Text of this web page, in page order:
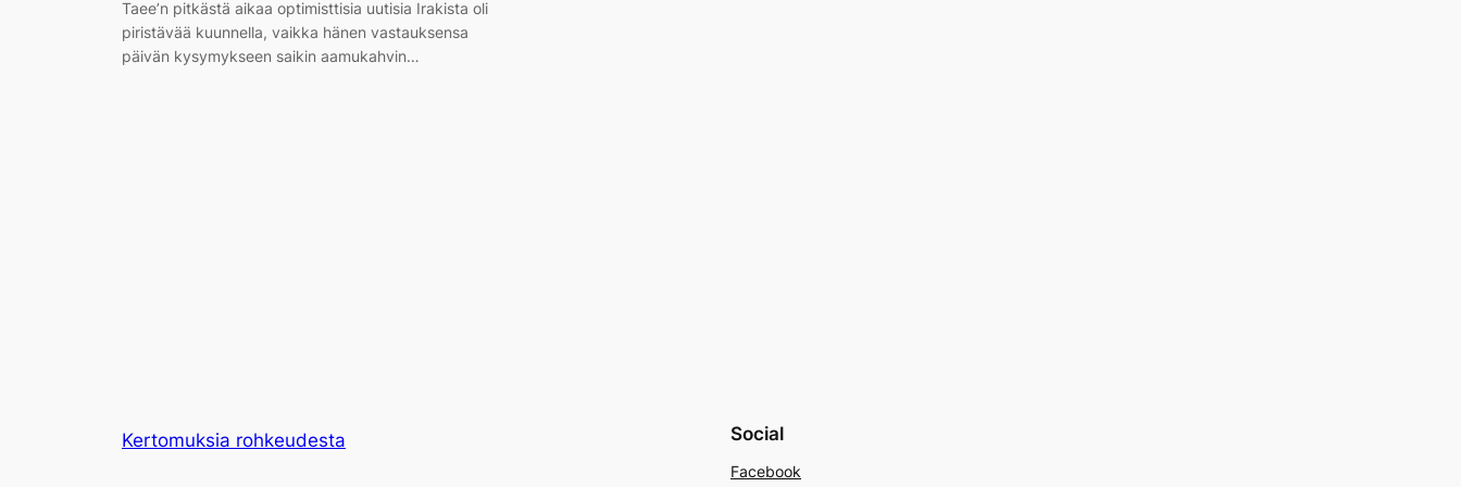
Taee’n pitkästä aikaa optimisttisia uutisia Irakista oli
piristävää kuunnella, vaikka hänen vastauksensa
päivän kysymykseen saikin aamukahvin…
Kertomuksia rohkeudesta Social
Facebook